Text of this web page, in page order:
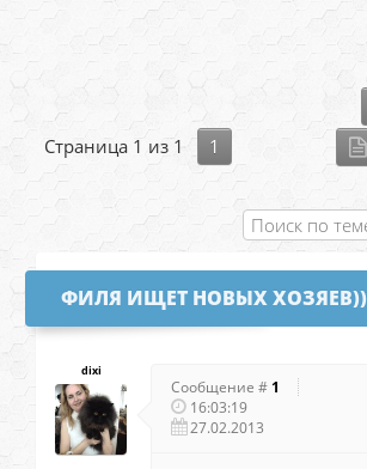
Страница 1 из1 1
ФИЛЯ ИЩЕТ НОВЫХ ХОЗЯЕВ))
dixi
Сообщение # 1
16:03:19
27.02.2013